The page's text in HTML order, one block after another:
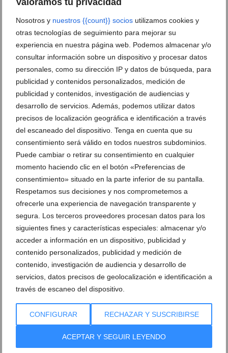
Nosotros y nuestros {{count}} socios utilizamos cookies y
otras tecnologías de seguimiento para mejorar su
experiencia en nuestra página web. Podemos almacenar y/o
consultar información sobre un dispositivo y procesar datos
personales, como su dirección IP y datos de búsqueda, para
publicidad y contenidos personalizados, medición de
publicidad y contenidos, investigación de audiencias y
desarrollo de servicios. Además, podemos utilizar datos
precisos de localización geográfica e identificación a través
del escaneado del dispositivo. Tenga en cuenta que su
consentimiento será válido en todos nuestros subdominios.
Puede cambiar o retirar su consentimiento en cualquier
momento haciendo clic en el botón «Preferencias de
consentimiento» situado en la parte inferior de su pantalla.
Respetamos sus decisiones y nos comprometemos a
ofrecerle una experiencia de navegación transparente y
segura. Los terceros proveedores procesan datos para los
siguientes fines y características especiales: almacenar y/o
acceder a información en un dispositivo, publicidad y
contenido personalizados, publicidad y medición de
contenido, investigación de audiencia y desarrollo de
servicios, datos precisos de geolocalización e identificación a
través de escaneo del dispositivo.
CONFIGURAR RECHAZAR Y SUSCRIBIRSE
ACEPTAR Y SEGUIR LEYENDO
Sofá y sillón Muebles Mencor
DEJA UN COMENTARIO